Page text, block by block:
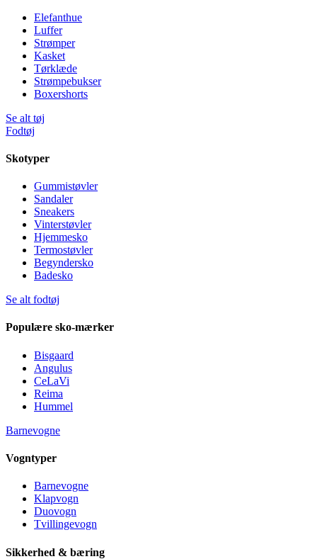
Elefanthue
Luffer
Strømper
Kasket
Tørklæde
Strømpebukser
Boxershorts
Se alt tøj
Fodtøj
Skotyper
Gummistøvler
Sandaler
Sneakers
Vinterstøvler
Hjemmesko
Termostøvler
Begyndersko
Badesko
Se alt fodtøj
Populære sko-mærker
Bisgaard
Angulus
CeLaVi
Reima
Hummel
Barnevogne
Vogntyper
Barnevogne
Klapvogn
Duovogn
Tvillingevogn
Sikkerhed & bæring